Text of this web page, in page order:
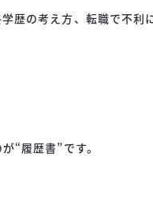
歴の考え方、転職で不利
“履歴書”です。